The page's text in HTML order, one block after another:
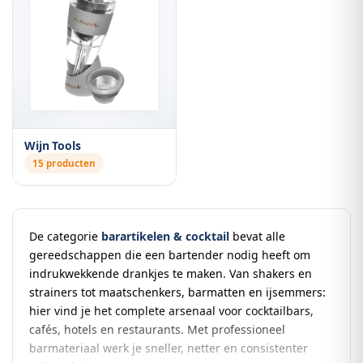
Wijn Tools
15 producten
De categorie barartikelen & cocktail bevat alle
gereedschappen die een bartender nodig heeft om
indrukwekkende drankjes te maken. Van shakers en
strainers tot maatschenkers, barmatten en ijsemmers:
hier vind je het complete arsenaal voor cocktailbars,
cafés, hotels en restaurants. Met professioneel
barmateriaal werk je sneller, netter en consistenter